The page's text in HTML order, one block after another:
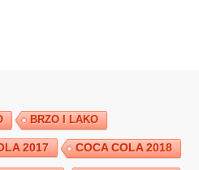
BRZO I LAKO
2017 COCA COLA 2018